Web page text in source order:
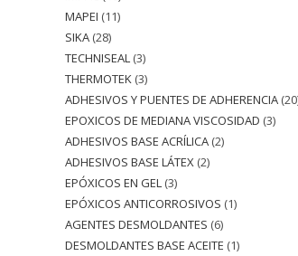
MAPEI 11
SIKA 28
TECHNISEAL 3
THERMOTEK 3
ADHESIVOS Y PUENTES DE ADHERENCIA 20
EPOXICOS DE MEDIANA VISCOSIDAD 3
ADHESIVOS BASE ACRÍLICA 2
ADHESIVOS BASE LÁTEX 2
EPÓXICOS EN GEL 3
EPÓXICOS ANTICORROSIVOS 1
AGENTES DESMOLDANTES 6
DESMOLDANTES BASE ACEITE 1